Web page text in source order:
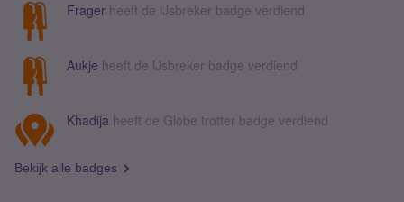
Frager heeft de IJsbreker badge verdiend
Aukje heeft de IJsbreker badge verdiend
Khadija heeft de Globe trotter badge verdiend
Bekijk alle badges